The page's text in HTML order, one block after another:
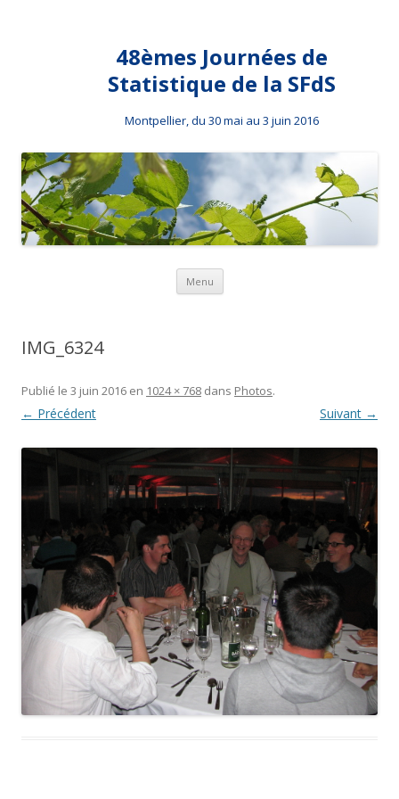
48èmes Journées de
Statistique de la SFdS
Montpellier, du 30 mai au 3 juin 2016
Menu Aller au contenu principal
IMG_6324
Publié le 3 juin 2016 en 1024 × 768 dans Photos.
← Précédent Suivant →